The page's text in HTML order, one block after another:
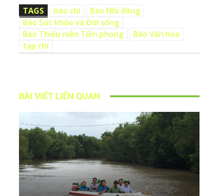
TAGS báo chí
Báo Nhi đồng
Báo Sức khỏe và Đời sống
Báo Thiếu niên Tiền phong
Báo Văn hóa
tạp chí
BÀI VIẾT LIÊN QUAN